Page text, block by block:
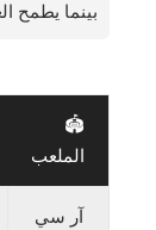
بينما يطمح
🏟️
الملعب
آر سي